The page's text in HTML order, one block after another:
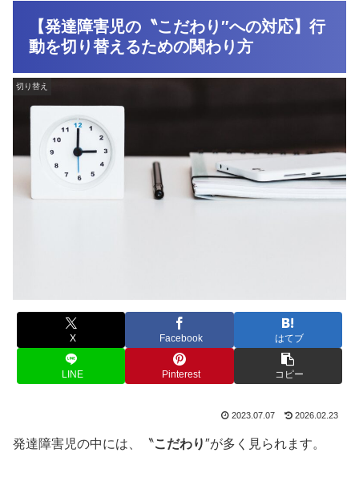
【発達障害児の〝こだわり″への対応】行
動を切り替えるための関わり方
切り替え
X Facebook はてブ
LINE Pinterest コピー
2023.07.07 2026.02.23
発達障害児の中には、〝こだわり″が多く見られます。